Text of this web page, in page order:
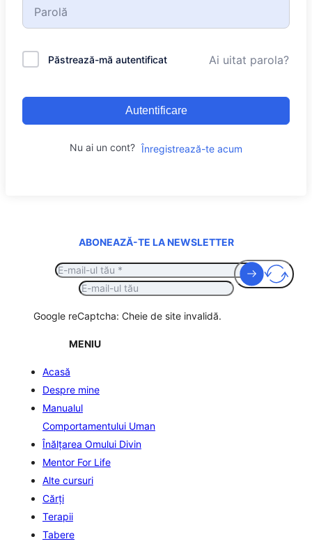
Păstrează-mă autentificat Ai uitat parola?
Autentificare
Nu ai un cont? Înregistrează-te acum
ABONEAZĂ-TE LA NEWSLETTER
Google reCaptcha: Cheie de site invalidă.
MENIU
Acasă
Despre mine
Manualul
Comportamentului Uman
Înălţarea Omului Divin
Mentor For Life
Alte cursuri
Cărți
Terapii
Tabere